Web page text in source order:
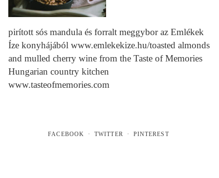
pirított sós mandula és forralt meggybor az Emlékek
Íze konyhájából www.emlekekize.hu/toasted almonds
and mulled cherry wine from the Taste of Memories
Hungarian country kitchen
www.tasteofmemories.com
FACEBOOK TWITTER PINTEREST